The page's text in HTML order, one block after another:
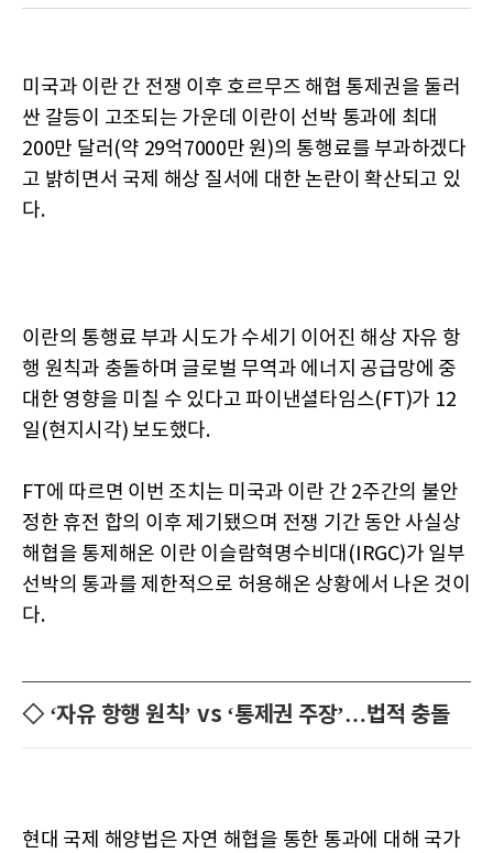
미국과 이란 간 전쟁 이후 호르무즈 해협 통제권을 둘러
싼 갈등이 고조되는 가운데 이란이 선박 통과에 최대
200만 달러(약 29억7000만 원)의 통행료를 부과하겠다
고 밝히면서 국제 해상 질서에 대한 논란이 확산되고 있
다.
이란의 통행료 부과 시도가 수세기 이어진 해상 자유 항
행 원칙과 충돌하며 글로벌 무역과 에너지 공급망에 중
대한 영향을 미칠 수 있다고 파이낸셜타임스(FT)가 12
일(현지시각) 보도했다.
FT에 따르면 이번 조치는 미국과 이란 간 2주간의 불안
정한 휴전 합의 이후 제기됐으며 전쟁 기간 동안 사실상
해협을 통제해온 이란 이슬람혁명수비대(IRGC)가 일부
선박의 통과를 제한적으로 허용해온 상황에서 나온 것이
다.
◇ ‘자유 항행 원칙’ vs ‘통제권 주장’…법적 충돌
현대 국제 해양법은 자연 해협을 통한 통과에 대해 국가